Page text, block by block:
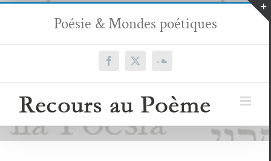
Passer
contenu
Poésie & Mondes poétiques
Facebook
X SoundCloud